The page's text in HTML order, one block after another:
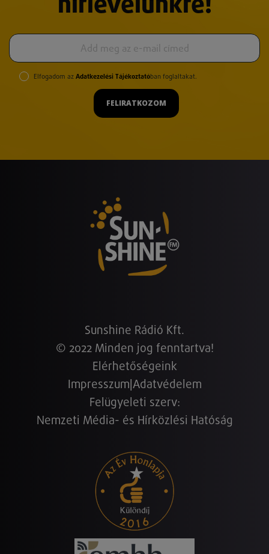
hírlevelünkre!
Elfogadom az Adatkezelési Tájékoztatóban foglaltakat.
FELIRATKOZOM
Sunshine Rádió Kft.
© 2022 Minden jog fenntartva!
Elérhetőségeink
Impresszum Adatvédelem
Felügyeleti szerv:
Nemzeti Média- és Hírközlési Hatóság